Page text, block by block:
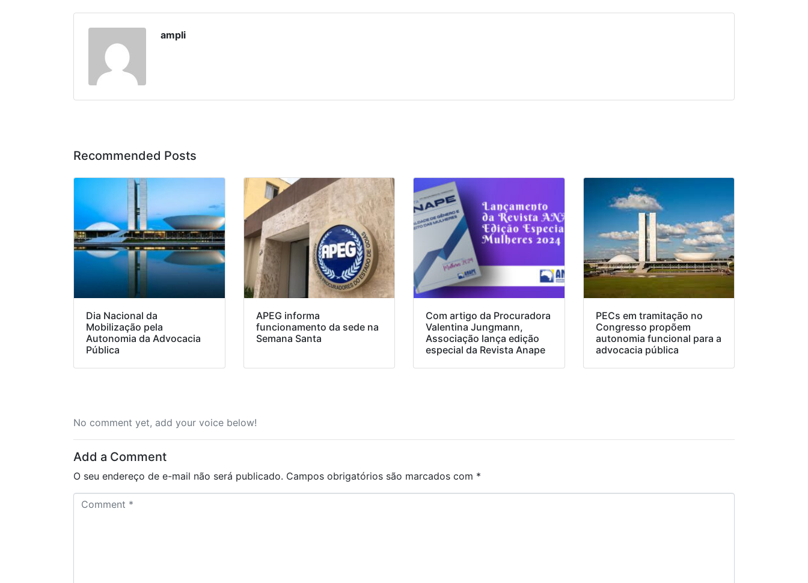
ampli
Recommended Posts
Dia Nacional da
Mobilização pela
Autonomia da Advocacia
Pública
APEG informa
funcionamento da sede na
Semana Santa
Com artigo da Procuradora
Valentina Jungmann,
Associação lança edição
especial da Revista Anape
PECs em tramitação no
Congresso propõem
autonomia funcional para a
advocacia pública
No comment yet, add your voice below!
Add a Comment
O seu endereço de e-mail não será publicado. Campos obrigatórios são marcados com *